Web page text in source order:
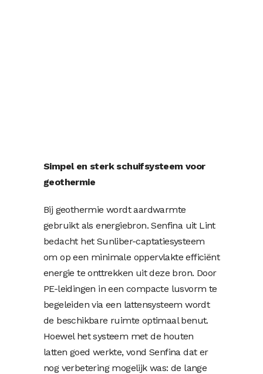
Simpel en sterk schuifsysteem voor
geothermie
Bij geothermie wordt aardwarmte
gebruikt als energiebron. Senfina uit Lint
bedacht het Sunliber-captatiesysteem
om op een minimale oppervlakte efficiënt
energie te onttrekken uit deze bron. Door
PE-leidingen in een compacte lusvorm te
begeleiden via een lattensysteem wordt
de beschikbare ruimte optimaal benut.
Hoewel het systeem met de houten
latten goed werkte, vond Senfina dat er
nog verbetering mogelijk was: de lange